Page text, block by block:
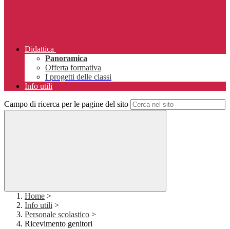
Didattica
Panoramica
Offerta formativa
I progetti delle classi
Info utili
Campo di ricerca per le pagine del sito
Home >
Info utili >
Personale scolastico >
Ricevimento genitori